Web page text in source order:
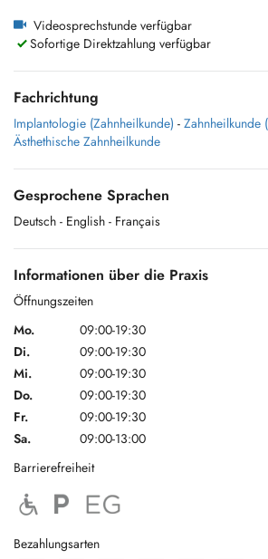
Videosprechstunde verfügbar
Sofortige Direktzahlung verfügbar
Fachrichtung
Implantologie (Zahnheilkunde) - Zahnheilkunde
Ästhethische Zahnheilkunde
Gesprochene Sprachen
Deutsch - English - Français
Informationen über die Praxis
Öffnungszeiten
Mo.
09:00-19:30
Di.
09:00-19:30
Mi.
09:00-19:30
Do.
09:00-19:30
Fr.
09:00-19:30
Sa.
09:00-13:00
Barrierefreiheit
Bezahlungsarten